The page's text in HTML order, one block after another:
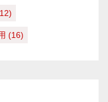
(16)